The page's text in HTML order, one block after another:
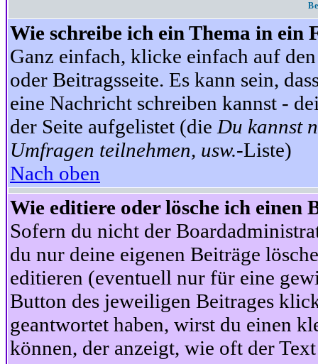
Wie schreibe ich ein Thema in ein
Ganz einfach, klicke einfach auf
oder Beitragsseite. Es kann sein,
eine Nachricht schreiben kannst -
der Seite aufgelistet (die Du kannst
Umfragen teilnehmen, usw.-Liste)
Nach oben
Wie editiere oder lösche ich einen
Sofern du nicht der
du nur deine eigenen Beiträge
editieren (eventuell nur für eine
Button des jeweiligen Beitrages
geantwortet haben, wirst du einen
können, der anzeigt, wie oft der